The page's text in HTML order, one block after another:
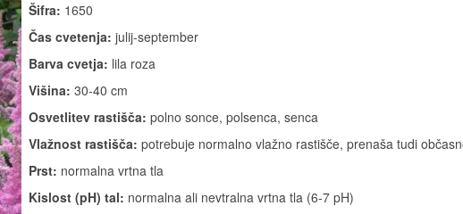
Šifra: 1650
Čas cvetenja: julij-september
Barva cvetja: lila roza
Višina: 30-40 cm
Osvetlitev rastišča: polno sonce, polsenca, senca
Vlažnost rastišča: potrebuje normalno vlažno rastišče, prenaša tudi
Prst: normalna vrtna tla
Kislost (pH) tal: normalna ali nevtralna vrtna tla (6-7 pH)